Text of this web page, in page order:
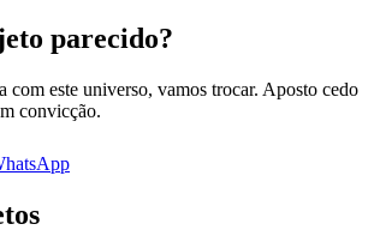
parecido?
com este universo, vamos trocar. Aposto cedo
convicção.